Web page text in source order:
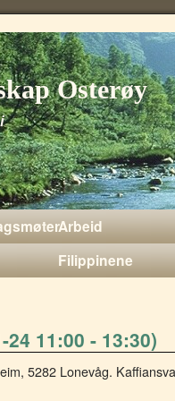
Osterøy
Arbeid
Filippinene
11:00 - 13:30)
5282 Lonevåg.